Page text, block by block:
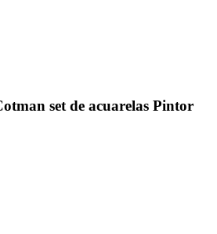
set de acuarelas Pintor